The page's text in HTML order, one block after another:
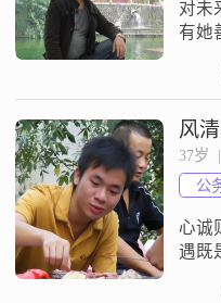
对未
有她
就够
风
37岁
公
心诚
遇既
的希